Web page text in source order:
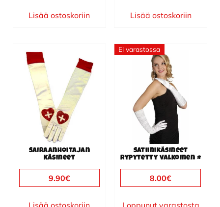
Lisää ostoskoriin Lisää ostoskoriin
Sairaanhoitajan
käsineet
9.90€
Ei varastossa
Satiinikäsineet
rypytetty valkoinen #
8.00€